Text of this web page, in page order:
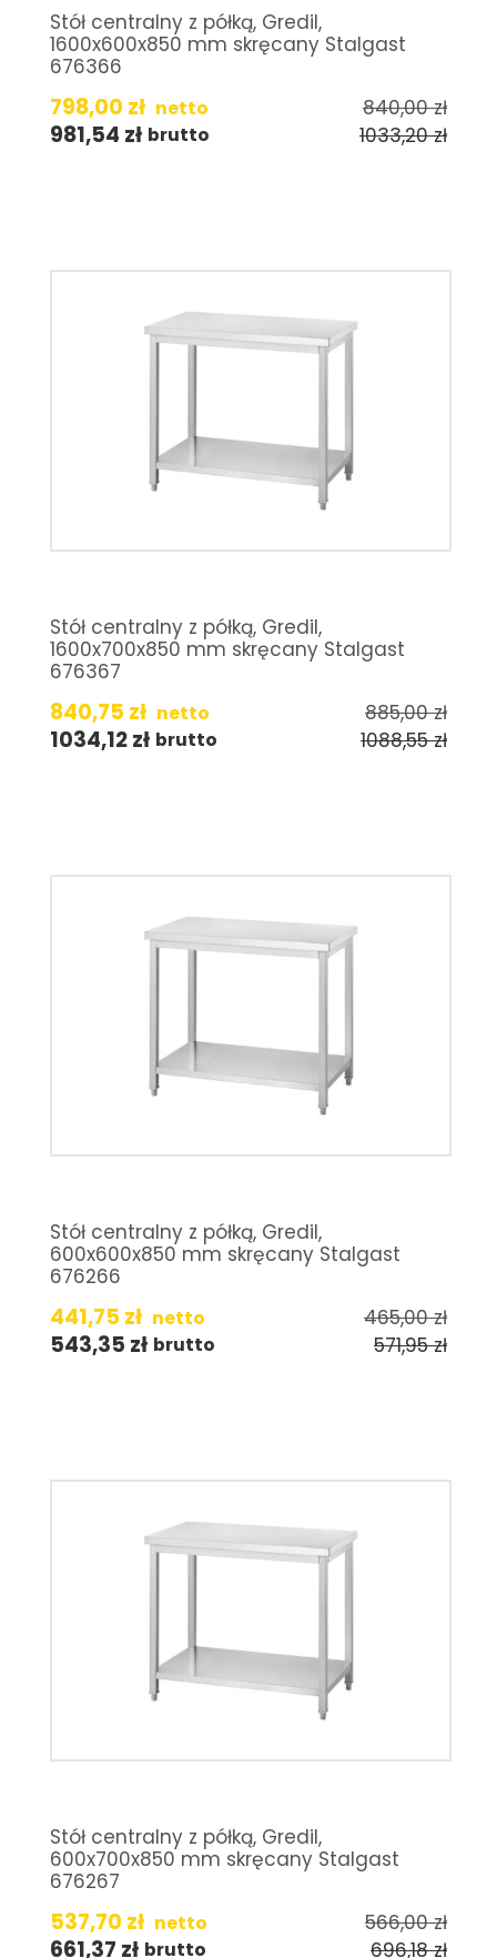
Stół centralny z półką, Gredil,
1600x600x850 mm skręcany Stalgast
676366
798,00 zł netto 840,00zł
981,54 zł brutto 1033,20zł
Stół centralny z półką, Gredil,
1600x700x850 mm skręcany Stalgast
676367
840,75 zł netto 885,00zł
1034,12zł brutto 1088,55zł
Stół centralny z półką, Gredil,
600x600x850 mm skręcany Stalgast
676266
441,75 zł netto 465,00zł
543,35 zł brutto 571,95zł
Stół centralny z półką, Gredil,
600x700x850 mm skręcany Stalgast
676267
537,70 zł netto 566,00zł
661,37 zł brutto 696,18zł